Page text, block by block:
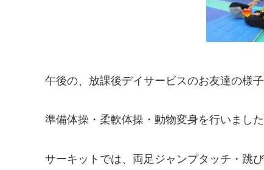
午後の、放課後デイサービスのお友達の様子
準備体操・柔軟体操・動物変身を行いまし
サーキットでは、両足ジャンプタッチ・跳